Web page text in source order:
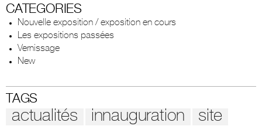
CATEGORIES
Nouvelle exposition / exposition en cours
Les expositions passées
Vernissage
New
TAGS
actualités innauguration site